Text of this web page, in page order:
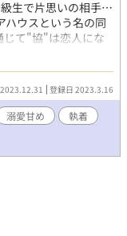
生で片思いの相手…
ウスという名の同
て"協"は恋人にな
な毎日を過ごしてい
さんの息子なんだ
願いします。」 ぺこ
んや!! ん？ちょい待
うなってんのー?!
活?! 2人家族から 3
んびりまったりの
持ちや思いが理解
ったことの説明を
登録日 2023.3.16
溺愛甘め
執着